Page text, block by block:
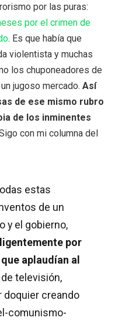
por las puras:
por el crimen de
. Es que había que
violentista y muchas
los chuponeadores de
jugoso mercado. Así
de ese mismo rubro
de los inminentes
con mi columna del
estas
de un
y el gobierno,
por
aplaudían al
televisión,
doquier creando
comunismo-